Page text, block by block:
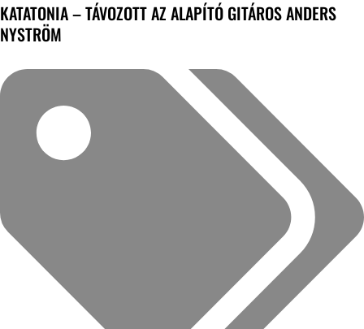
KATATONIA – TÁVOZOTT AZ ALAPÍTÓ GITÁROS ANDERS
NYSTRÖM